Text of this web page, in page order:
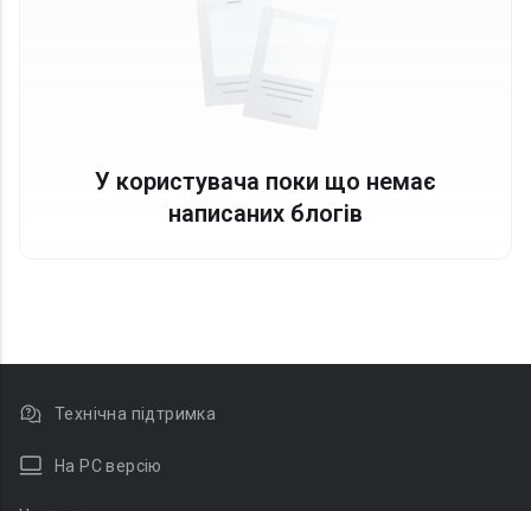
У користувача поки що немає
написаних блогів
Технічна підтримка
На PC версію